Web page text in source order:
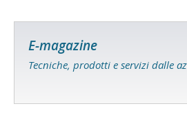
E-magazine
Tecniche, prodotti e servizi dalle